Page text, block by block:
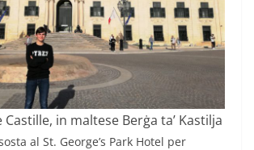
Castille, in maltese Berġa ta’ Kastilja
al St. George’s Park Hotel per